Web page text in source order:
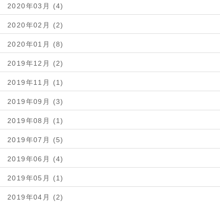
2020年03月 (4)
2020年02月 (2)
2020年01月 (8)
2019年12月 (2)
2019年11月 (1)
2019年09月 (3)
2019年08月 (1)
2019年07月 (5)
2019年06月 (4)
2019年05月 (1)
2019年04月 (2)